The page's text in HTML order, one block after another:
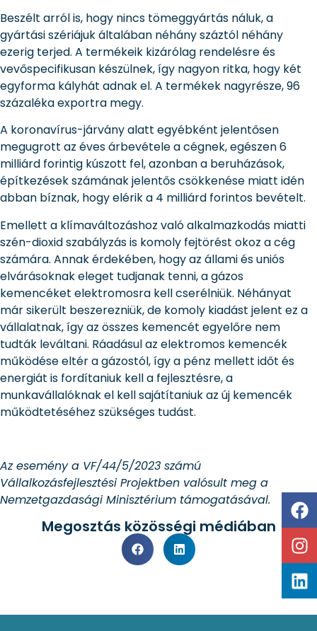
Beszélt arról is, hogy nincs tömeggyártás náluk, a
gyártási szériájuk általában néhány száztól néhány
ezerig terjed. A termékeik kizárólag rendelésre és
vevőspecifikusan készülnek, így nagyon ritka, hogy két
egyforma kályhát adnak el. A termékek nagyrésze, 96
százaléka exportra megy.
A koronavírus-járvány alatt egyébként jelentősen
megugrott az éves árbevétele a cégnek, egészen 6
milliárd forintig kúszott fel, azonban a beruházások,
építkezések számának jelentős csökkenése miatt idén
abban bíznak, hogy elérik a 4 milliárd forintos bevételt.
Emellett a klímaváltozáshoz való alkalmazkodás miatti
szén-dioxid szabályzás is komoly fejtörést okoz a cég
számára. Annak érdekében, hogy az állami és uniós
elvárásoknak eleget tudjanak tenni, a gázos
kemencéket elektromosra kell cserélniük. Néhányat
már sikerült beszerezniük, de komoly kiadást jelent ez a
vállalatnak, így az összes kemencét egyelőre nem
tudták leváltani. Ráadásul az elektromos kemencék
működése eltér a gázostól, így a pénz mellett időt és
energiát is fordítaniuk kell a fejlesztésre, a
munkavállalóknak el kell sajátítaniuk az új kemencék
működtetéséhez szükséges tudást.
Az esemény a VF/44/5/2023 számú
Vállalkozásfejlesztési Projektben valósult meg a
Nemzetgazdasági Minisztérium támogatásával.
Megosztás közösségi médiában